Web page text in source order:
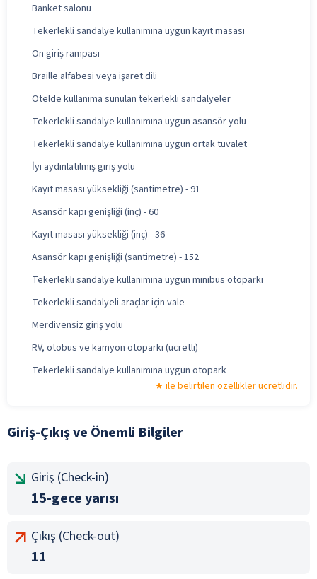
Banket salonu
Tekerlekli sandalye kullanımına uygun kayıt masası
Ön giriş rampası
Braille alfabesi veya işaret dili
Otelde kullanıma sunulan tekerlekli sandalyeler
Tekerlekli sandalye kullanımına uygun asansör yolu
Tekerlekli sandalye kullanımına uygun ortak tuvalet
İyi aydınlatılmış giriş yolu
Kayıt masası yüksekliği (santimetre) - 91
Asansör kapı genişliği (inç) - 60
Kayıt masası yüksekliği (inç) - 36
Asansör kapı genişliği (santimetre) - 152
Tekerlekli sandalye kullanımına uygun minibüs otoparkı
Tekerlekli sandalyeli araçlar için vale
Merdivensiz giriş yolu
RV, otobüs ve kamyon otoparkı (ücretli)
Tekerlekli sandalye kullanımına uygun otopark
ile belirtilen özellikler ücretlidir.
Giriş-Çıkış ve Önemli Bilgiler
Giriş (Check-in)
15-gece yarısı
Çıkış (Check-out)
11